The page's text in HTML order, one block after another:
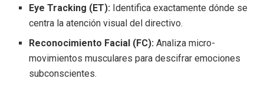
Eye Tracking (ET): Identifica exactamente dónde se
centra la atención visual del directivo.
Reconocimiento Facial (FC): Analiza micro-
movimientos musculares para descifrar emociones
subconscientes.